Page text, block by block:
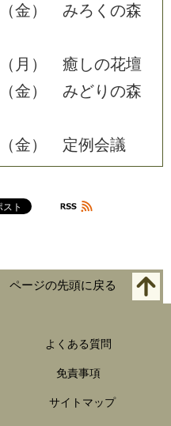
（金） みろ く の森
（ 月 ） 癒 しの花壇
（金） みどり の森
（金） 定例会議
ページの先頭に戻る
よくある質問
免責事項
サイトマップ